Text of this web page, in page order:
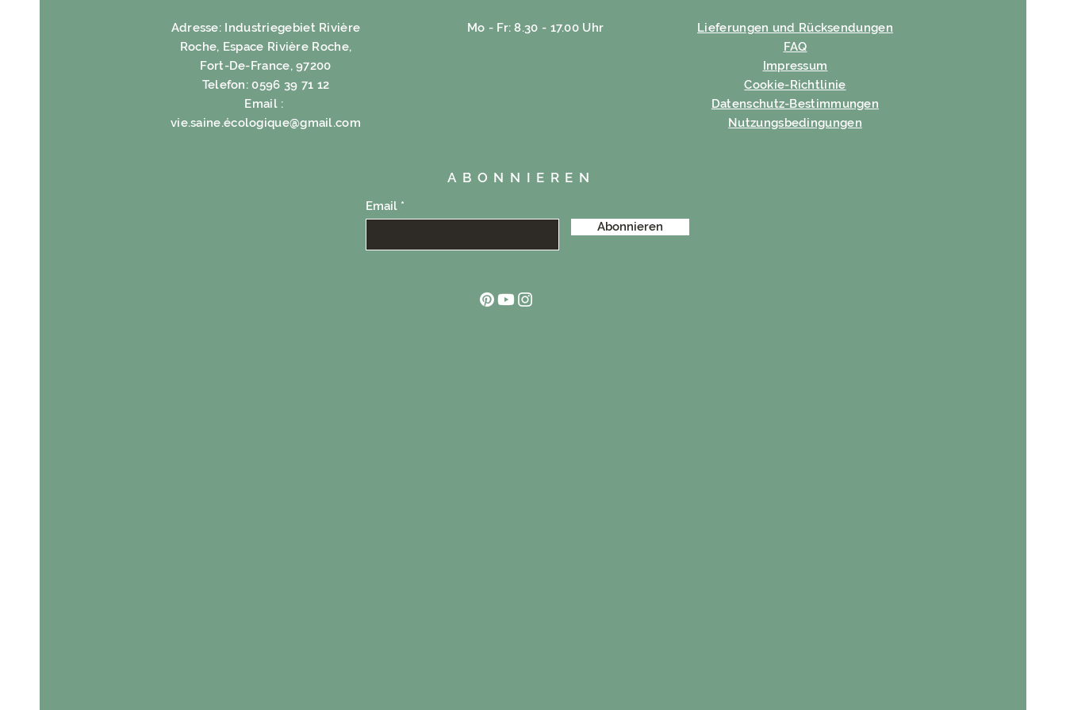
Adresse: Industriegebiet Rivière
Roche, Espace Rivière Roche,
Fort-De-France, 97200
Telefon: 0596 39 71 12
Email :
vie.saine.écologique@gmail.com
Mo - Fr: 8.30 - 17.00 Uhr
Lieferungen und Rücksendungen
FAQ
Impressum
Cookie-Richtlinie
Datenschutz-Bestimmungen
Nutzungsbedingungen
ABONNIEREN
Email
Abonnieren